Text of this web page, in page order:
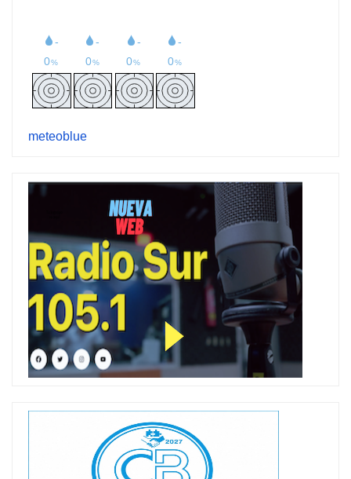
meteoblue